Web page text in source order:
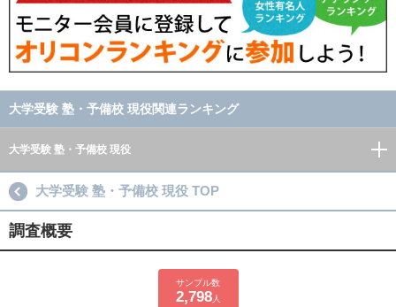
大学受験 塾・予備校 現役関連ランキング
大学受験 塾・予備校 現役
大学受験 塾・予備校 現役 TOP
調査概要
サンプル数
2,798人